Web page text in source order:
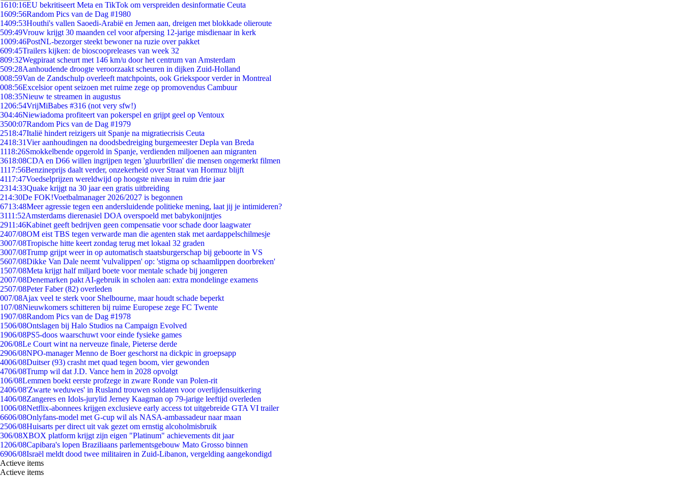
1610:16EU bekritiseert Meta en TikTok om verspreiden desinformatie Ceuta
1609:56Random Pics van de Dag #1980
1409:53Houthi's vallen Saoedi-Arabië en Jemen aan, dreigen met blokkade olieroute
509:49Vrouw krijgt 30 maanden cel voor afpersing 12-jarige misdienaar in kerk
1009:46PostNL-bezorger steekt bewoner na ruzie over pakket
609:45Trailers kijken: de bioscoopreleases van week 32
809:32Wegpiraat scheurt met 146 km/u door het centrum van Amsterdam
509:28Aanhoudende droogte veroorzaakt scheuren in dijken Zuid-Holland
008:59Van de Zandschulp overleeft matchpoints, ook Griekspoor verder in Montreal
008:56Excelsior opent seizoen met ruime zege op promovendus Cambuur
108:35Nieuw te streamen in augustus
1206:54VrijMiBabes #316 (not very sfw!)
304:46Niewiadoma profiteert van pokerspel en grijpt geel op Ventoux
3500:07Random Pics van de Dag #1979
2518:47Italië hindert reizigers uit Spanje na migratiecrisis Ceuta
2418:31Vier aanhoudingen na doodsbedreiging burgemeester Depla van Breda
1118:26Smokkelbende opgerold in Spanje, verdienden miljoenen aan migranten
3618:08CDA en D66 willen ingrijpen tegen 'gluurbrillen' die mensen ongemerkt filmen
1117:56Benzineprijs daalt verder, onzekerheid over Straat van Hormuz blijft
4117:47Voedselprijzen wereldwijd op hoogste niveau in ruim drie jaar
2314:33Quake krijgt na 30 jaar een gratis uitbreiding
214:30De FOK!Voetbalmanager 2026/2027 is begonnen
6713:48Meer agressie tegen een andersluidende politieke mening, laat jij je intimideren?
3111:52Amsterdams dierenasiel DOA overspoeld met babykonijntjes
2911:46Kabinet geeft bedrijven geen compensatie voor schade door laagwater
2407/08OM eist TBS tegen verwarde man die agenten stak met aardappelschilmesje
3007/08Tropische hitte keert zondag terug met lokaal 32 graden
3007/08Trump grijpt weer in op automatisch staatsburgerschap bij geboorte in VS
5607/08Dikke Van Dale neemt 'vulvalippen' op: 'stigma op schaamlippen doorbreken'
1507/08Meta krijgt half miljard boete voor mentale schade bij jongeren
2007/08Denemarken pakt AI-gebruik in scholen aan: extra mondelinge examens
2507/08Peter Faber (82) overleden
007/08Ajax veel te sterk voor Shelbourne, maar houdt schade beperkt
107/08Nieuwkomers schitteren bij ruime Europese zege FC Twente
1907/08Random Pics van de Dag #1978
1506/08Ontslagen bij Halo Studios na Campaign Evolved
1906/08PS5-doos waarschuwt voor einde fysieke games
206/08Le Court wint na nerveuze finale, Pieterse derde
2906/08NPO-manager Menno de Boer geschorst na dickpic in groepsapp
4006/08Duitser (93) crasht met quad tegen boom, vier gewonden
4706/08Trump wil dat J.D. Vance hem in 2028 opvolgt
106/08Lemmen boekt eerste profzege in zware Ronde van Polen-rit
2406/08'Zwarte weduwes' in Rusland trouwen soldaten voor overlijdensuitkering
1406/08Zangeres en Idols-jurylid Jerney Kaagman op 79-jarige leeftijd overleden
1006/08Netflix-abonnees krijgen exclusieve early access tot uitgebreide GTA VI trailer
6606/08Onlyfans-model met G-cup wil als NASA-ambassadeur naar maan
2506/08Huisarts per direct uit vak gezet om ernstig alcoholmisbruik
306/08XBOX platform krijgt zijn eigen "Platinum" achievements dit jaar
1206/08Capibara's lopen Braziliaans parlementsgebouw Mato Grosso binnen
6906/08Israël meldt dood twee militairen in Zuid-Libanon, vergelding aangekondigd
Actieve items
Actieve items